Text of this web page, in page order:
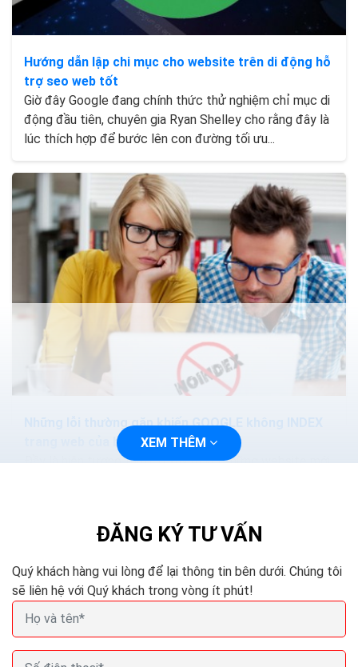
Hướng dẫn lập chi mục cho website trên di động hỗ
trợ seo web tốt
Giờ đây Google đang chính thức thử nghiệm chỉ mục di
động đầu tiên, chuyên gia Ryan Shelley cho rằng đây là
lúc thích hợp để bước lên con đường tối ưu...
Những lỗi thường gặp khiến GOOGLE không INDEX
trang web của bạn
Đầy là hiện tượng thường xảy ra với những website mới
XEM THÊM
ĐĂNG KÝ TƯ VẤN
Quý khách hàng vui lòng để lại thông tin bên dưới. Chúng tôi
sẽ liên hệ với Quý khách trong vòng ít phút!